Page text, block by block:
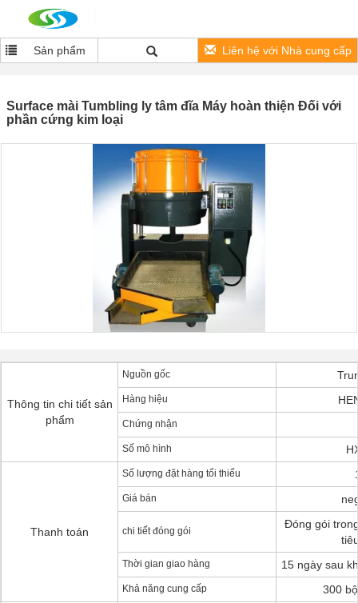
Sản phẩm Liên hệ với Nhà cung cấp
Surface mài Tumbling ly tâm đĩa Máy hoàn thiện Đối với
phần cứng kim loại
Thông tin chi tiết sản
phẩm
Nguồn gốc
Hàng hiệu
Chứng nhận
Số mô hình
Thanh toán
Số lượng đặt hàng tối thiểu
Giá bán
chi tiết đóng gói
Đóng gói
Thời gian giao hàng 15 ngày sau
Khả năng cung cấp 300